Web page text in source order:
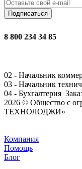
8 800 234 34 85
02 - Начальник
03 - Начальник
04 - Бухгалтерия
2026 © Общество с
ТЕХНОЛОДЖИ»
Компания
Помощь
Блог